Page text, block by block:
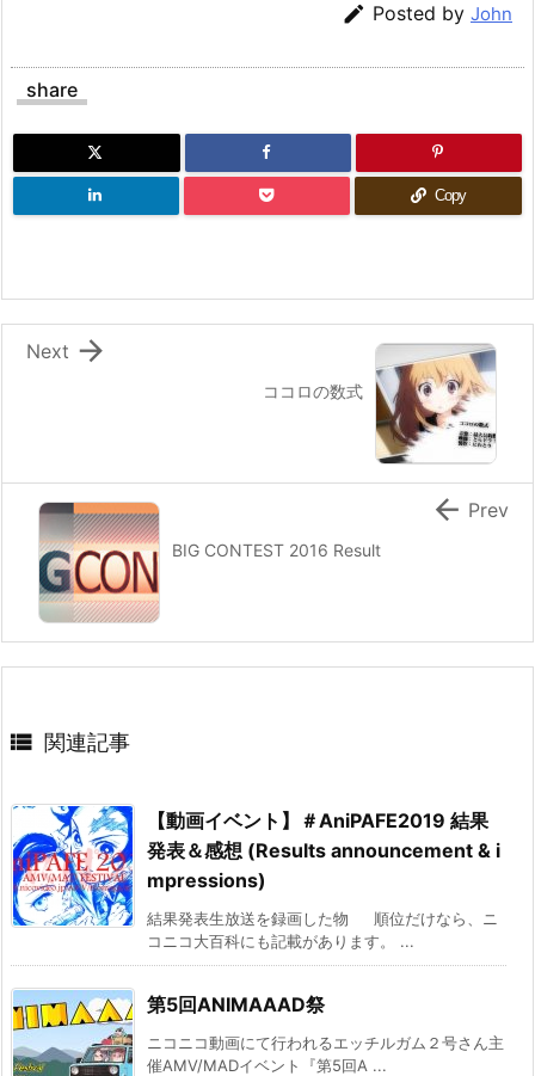
 Posted by John
share
Copy
ココロの数式

Next
BIG CONTEST 2016 Result
 Prev
 関連記事
【動画イベント】＃AniPAFE2019 結果
発表＆感想 (Results announcement & i
mpressions)
結果発表生放送を録画した物 順位だけなら、ニ
コニコ大百科にも記載があります。 ...
第5回ANIMAAAD祭
ニコニコ動画にて行われるエッチルガム２号さん主
催AMV/MADイベント『第5回A ...